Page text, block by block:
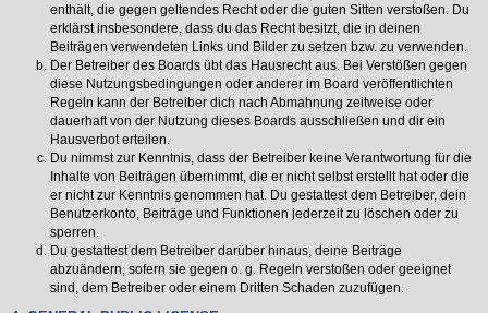
enthält, die gegen geltendes Recht oder die guten Sitten verstoßen. Du
erklärst insbesondere, dass du das Recht besitzt, die in deinen
Beiträgen verwendeten Links und Bilder zu setzen bzw. zu verwenden.
Der Betreiber des Boards übt das Hausrecht aus. Bei Verstößen gegen
diese Nutzungsbedingungen oder anderer im Board veröffentlichten
Regeln kann der Betreiber dich nach Abmahnung zeitweise oder
dauerhaft von der Nutzung dieses Boards ausschließen und dir ein
Hausverbot erteilen.
Du nimmst zur Kenntnis, dass der Betreiber keine Verantwortung für die
Inhalte von Beiträgen übernimmt, die er nicht selbst erstellt hat oder die
er nicht zur Kenntnis genommen hat. Du gestattest dem Betreiber, dein
Benutzerkonto, Beiträge und Funktionen jederzeit zu löschen oder zu
sperren.
Du gestattest dem Betreiber darüber hinaus, deine Beiträge
abzuändern, sofern sie gegen o. g. Regeln verstoßen oder geeignet
sind, dem Betreiber oder einem Dritten Schaden zuzufügen.